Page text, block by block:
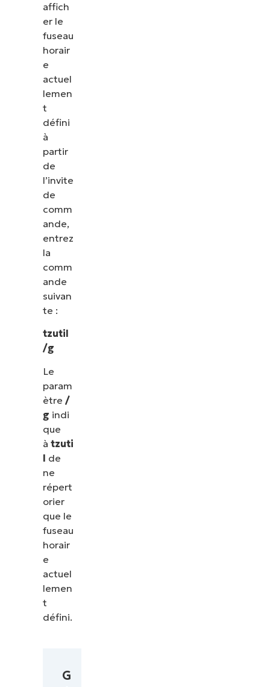
affich
er le
fuseau
horair
e
actuel
lemen
t
défini
à
partir
de
l’invite
de
comm
ande,
entrez
la
comm
ande
suivan
te :
tzutil
/g
Le
param
ètre/
g indi
que
àtzuti
l de
ne
répert
orier
que le
fuseau
horair
e
actuel
lemen
t
défini.
G